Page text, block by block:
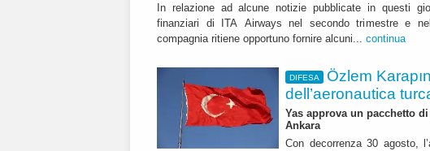
In relazione ad alcune notizie pubblicate in questi
finanziari di ITA Airways nel secondo trimestre e
compagnia ritiene opportuno fornire alcuni... continua
DIFESA
Özlem
dell’aeronautica
Yas approva un pacchetto
Ankara
Con decorrenza 30 agosto,